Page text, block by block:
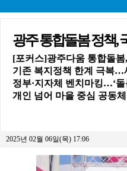
광주 통합돌봄 정책,
[포커스]광주다움 통합돌
기존 복지정책 한계 극복…
정부·지자체 벤치마킹…‘돌
개인 넘어 마을 중심 공동
2025년 02월 06일(목) 17:06